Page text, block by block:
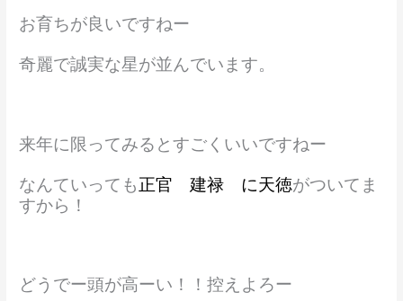
お育ちが良いですねー
奇麗で誠実な星が並んでいます。
来年に限ってみるとすごくいいですねー
なんていっても正官 建禄 に天徳がついてま
すから！
どうでー頭が高ーい！！控えよろー